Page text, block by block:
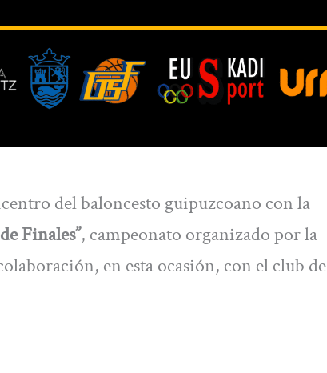
del baloncesto guipuzcoano con la
Finales”, campeonato organizado por la
en esta ocasión, con el club de